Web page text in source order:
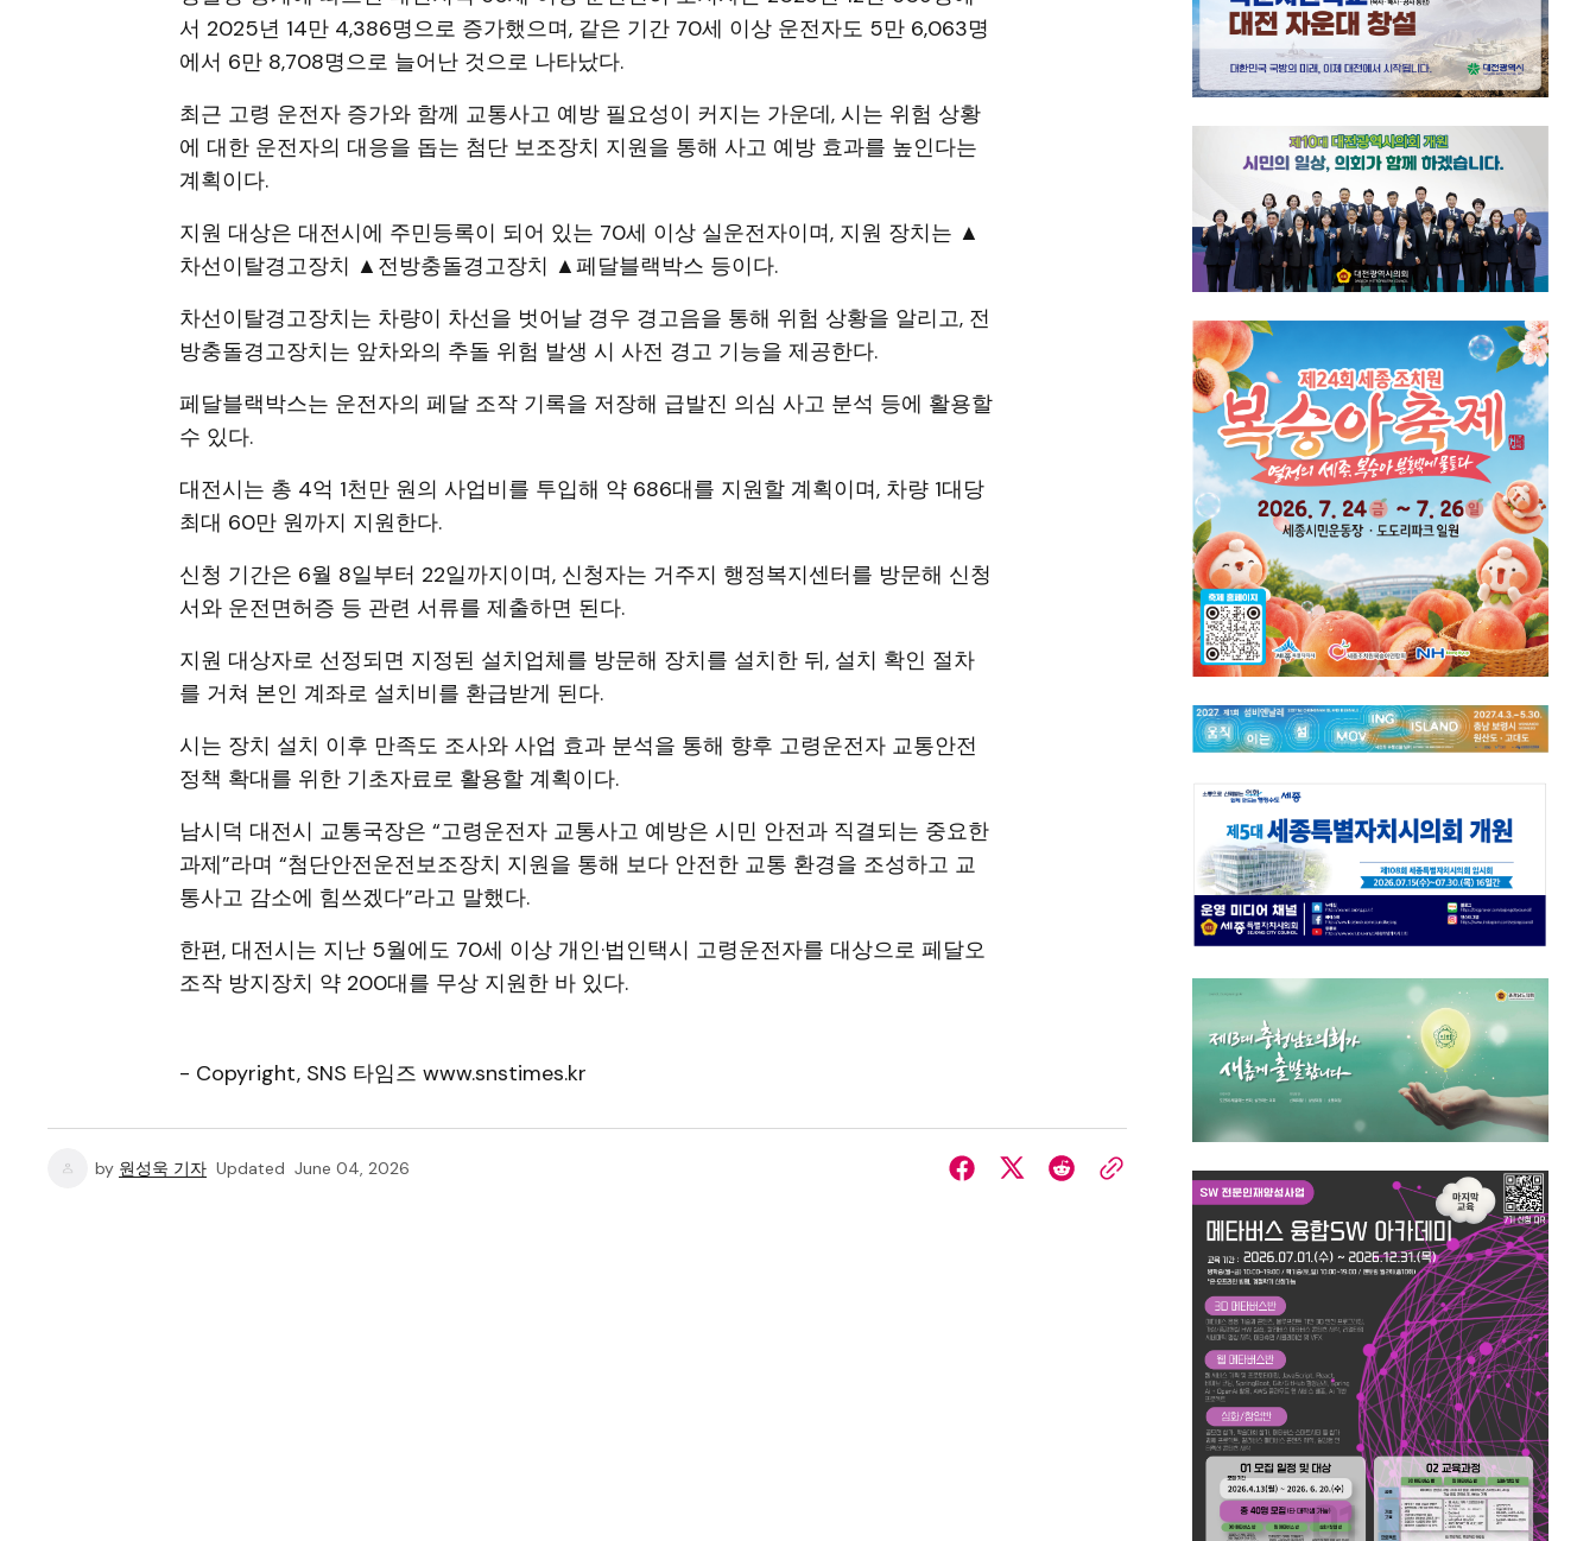
서 2025년 14만 4,386명으로 증가했으며, 같은 기간 70세 이상 운전자도 5만 6,063명
에서 6만 8,708명으로 늘어난 것으로 나타났다.
최근 고령 운전자 증가와 함께 교통사고 예방 필요성이 커지는 가운데, 시는 위험 상황
에 대한 운전자의 대응을 돕는 첨단 보조장치 지원을 통해 사고 예방 효과를 높인다는
계획이다.
지원 대상은 대전시에 주민등록이 되어 있는 70세 이상 실운전자이며, 지원 장치는 ▲
차선이탈경고장치 ▲전방충돌경고장치 ▲페달블랙박스 등이다.
차선이탈경고장치는 차량이 차선을 벗어날 경우 경고음을 통해 위험 상황을 알리고, 전
방충돌경고장치는 앞차와의 추돌 위험 발생 시 사전 경고 기능을 제공한다.
페달블랙박스는 운전자의 페달 조작 기록을 저장해 급발진 의심 사고 분석 등에 활용할
수 있다.
대전시는 총 4억 1천만 원의 사업비를 투입해 약 686대를 지원할 계획이며, 차량 1대당
최대 60만 원까지 지원한다.
신청 기간은 6월 8일부터 22일까지이며, 신청자는 거주지 행정복지센터를 방문해 신청
서와 운전면허증 등 관련 서류를 제출하면 된다.
지원 대상자로 선정되면 지정된 설치업체를 방문해 장치를 설치한 뒤, 설치 확인 절차
를 거쳐 본인 계좌로 설치비를 환급받게 된다.
시는 장치 설치 이후 만족도 조사와 사업 효과 분석을 통해 향후 고령운전자 교통안전
정책 확대를 위한 기초자료로 활용할 계획이다.
남시덕 대전시 교통국장은 “고령운전자 교통사고 예방은 시민 안전과 직결되는 중요한
과제”라며 “첨단안전운전보조장치 지원을 통해 보다 안전한 교통 환경을 조성하고 교
통사고 감소에 힘쓰겠다”라고 말했다.
한편, 대전시는 지난 5월에도 70세 이상 개인·법인택시 고령운전자를 대상으로 페달오
조작 방지장치 약 200대를 무상 지원한 바 있다.
- Copyright, SNS 타임즈 www.snstimes.kr
by 원성욱 기자 Updated June 04, 2026